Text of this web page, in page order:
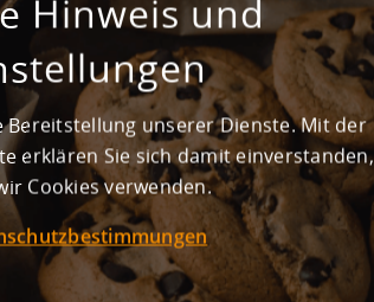
derDatenschutzerklärungund den AGB ).
Hinweis und
Bereitstellung unserer Dienste. Mit der
erklären Sie sich damit einverstanden,
Cookies verwenden.